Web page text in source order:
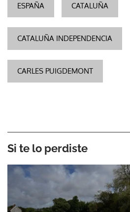
ESPAÑA CATALUÑA
CATALUÑA INDEPENDENCIA
CARLES PUIGDEMONT
Si te lo perdiste